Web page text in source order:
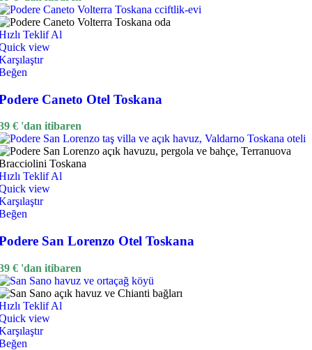
Teklif Al
view
Caneto Otel Toskana
€ 'dan itibaren
Teklif Al
view
San Lorenzo Otel Toskana
€ 'dan itibaren
Teklif Al
view